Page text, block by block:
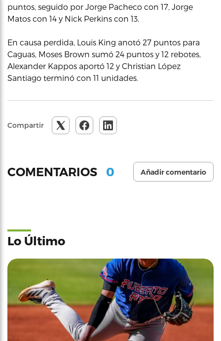
puntos, seguido por Jorge Pacheco con 17, Jorge
Matos con 14 y Nick Perkins con 13.
En causa perdida, Louis King anotó 27 puntos para
Caguas, Moses Brown sumó 24 puntos y 12 rebotes,
Alexander Kappos aportó 12 y Christian López
Santiago terminó con 11 unidades.
Compartir
COMENTARIOS 0 Añadir comentario
Lo Último